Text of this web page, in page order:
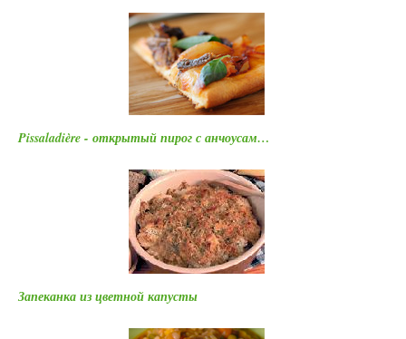
Pissaladière - открытый пирог с анчоусам…
Запеканка из цветной капусты